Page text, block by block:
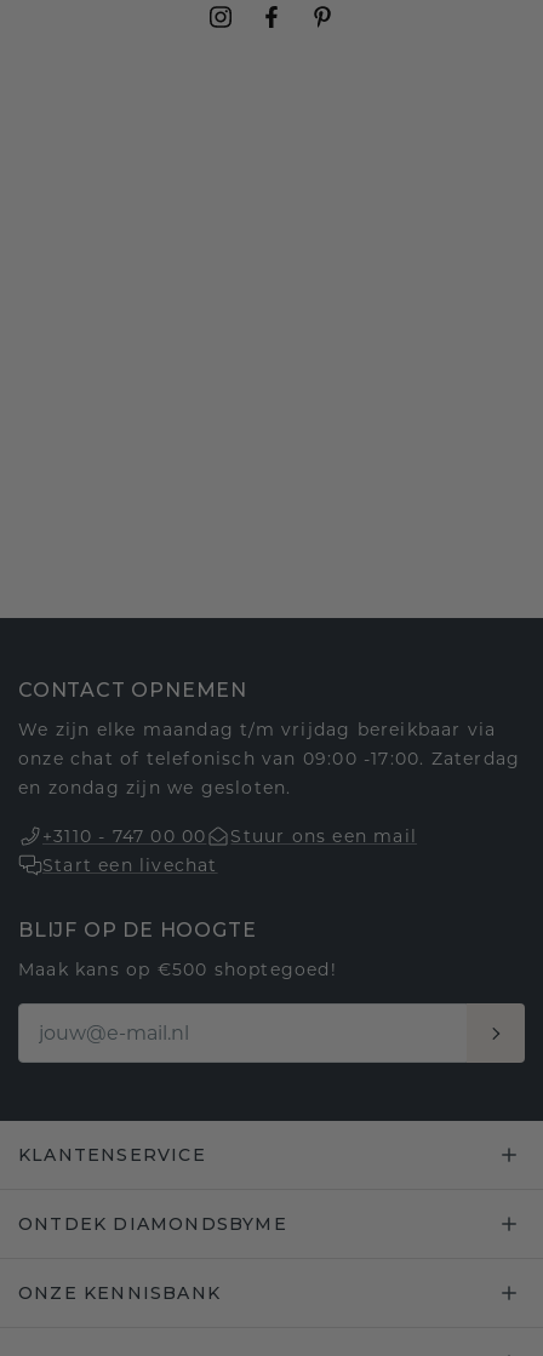
CONTACT OPNEMEN
We zijn elke maandag t/m vrijdag bereikbaar via
onze chat of telefonisch van 09:00 -17:00. Zaterdag
en zondag zijn we gesloten.
+3110 - 747 00 00
Stuur ons een mail
Start een livechat
BLIJF OP DE HOOGTE
Maak kans op €500 shoptegoed!
KLANTENSERVICE
ONTDEK DIAMONDSBYME
ONZE KENNISBANK